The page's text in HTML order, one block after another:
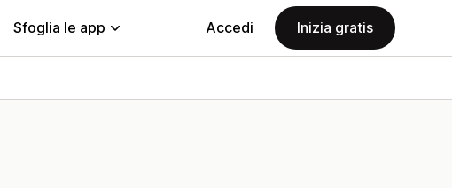
Sfoglia le app Accedi Inizia gratis